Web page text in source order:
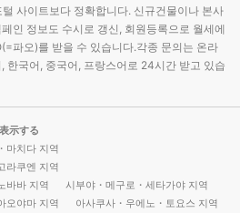
사이트보다 정확합니다. 신규건물이나 본사
인 정보도 수시로 갱신, 회원등록으로 월세에
파오)를 받을 수 있습니다.각종 문의는 온라
한국어, 중국어, 프랑스어로 24시간 받고 있습
示する
마치다 지역
라쿠엔 지역
바바 지역
시부야・메구로・세타가야 지역
오야마 지역
아사쿠사・우에노・토요스 지역